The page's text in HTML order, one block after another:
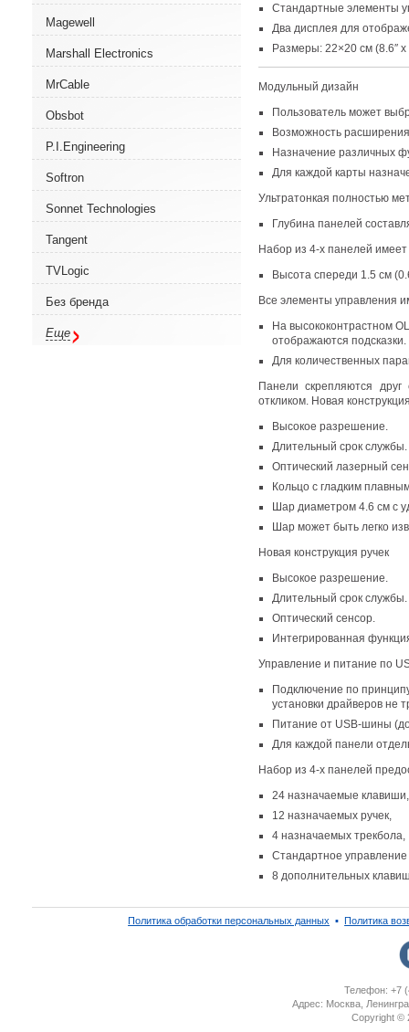
Magewell
Marshall Electronics
MrCable
Obsbot
P.I.Engineering
Softron
Sonnet Technologies
Tangent
TVLogic
Без бренда
Еще
Стандартные элементы
Два дисплея для
Размеры: 22×20 см (8.6″ x
Модульный дизайн
Пользователь может
Возможность
Назначение различных
Для каждой карты
Ультратонкая полностью
Глубина панелей
Набор из 4-х панелей
Высота спереди 1.5 см (
Все элементы управления
На высококонтрастном
отображаются подсказки.
Для количественных
Панели скрепляются
откликом. Новая
Высокое разрешение.
Длительный срок службы.
Оптический лазерный
Кольцо с гладким
Шар диаметром 4.6 см с
Шар может быть легко
Новая конструкция ручек
Высокое разрешение.
Длительный срок службы.
Оптический сенсор.
Интегрированная
Управление и питание по
Подключение по
установки драйверов не
Питание от USB-шины (
Для каждой панели
Набор из 4-х панелей
24 назначаемые клавиши,
12 назначаемых ручек,
4 назначаемых трекбола,
Стандартное
8 дополнительных
Политика обработки персональных данных ▪ Политика
Телефон: +7
Адрес: Москва,
Copyright ©